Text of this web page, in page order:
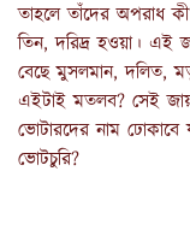
তাহলে তাঁদের অপরাধ
তিন, দরিদ্র হওয়া। এই
বেছে মুসলমান, দলিত,
এইটাই মতলব? সেই
ভোটারদের নাম
ভোটচুরি?